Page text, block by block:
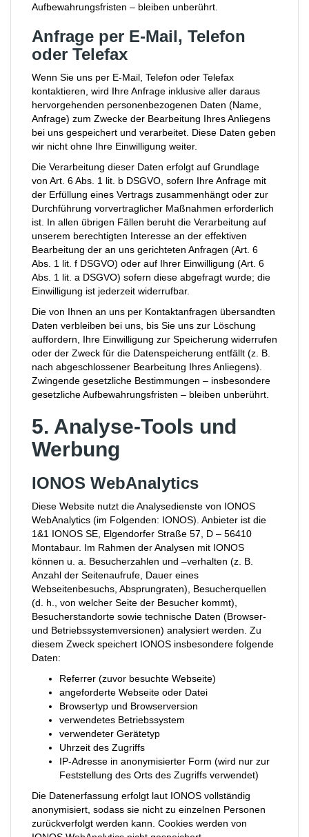
Aufbewahrungsfristen – bleiben unberührt.
Anfrage per E-Mail, Telefon
oder Telefax
Wenn Sie uns per E-Mail, Telefon oder Telefax
kontaktieren, wird Ihre Anfrage inklusive aller daraus
hervorgehenden personenbezogenen Daten (Name,
Anfrage) zum Zwecke der Bearbeitung Ihres Anliegens
bei uns gespeichert und verarbeitet. Diese Daten geben
wir nicht ohne Ihre Einwilligung weiter.
Die Verarbeitung dieser Daten erfolgt auf Grundlage
von Art. 6 Abs. 1 lit. b DSGVO, sofern Ihre Anfrage mit
der Erfüllung eines Vertrags zusammenhängt oder zur
Durchführung vorvertraglicher Maßnahmen erforderlich
ist. In allen übrigen Fällen beruht die Verarbeitung auf
unserem berechtigten Interesse an der effektiven
Bearbeitung der an uns gerichteten Anfragen (Art. 6
Abs. 1 lit. f DSGVO) oder auf Ihrer Einwilligung (Art. 6
Abs. 1 lit. a DSGVO) sofern diese abgefragt wurde; die
Einwilligung ist jederzeit widerrufbar.
Die von Ihnen an uns per Kontaktanfragen übersandten
Daten verbleiben bei uns, bis Sie uns zur Löschung
auffordern, Ihre Einwilligung zur Speicherung widerrufen
oder der Zweck für die Datenspeicherung entfällt (z. B.
nach abgeschlossener Bearbeitung Ihres Anliegens).
Zwingende gesetzliche Bestimmungen – insbesondere
gesetzliche Aufbewahrungsfristen – bleiben unberührt.
5. Analyse-Tools und
Werbung
IONOS WebAnalytics
Diese Website nutzt die Analysedienste von IONOS
WebAnalytics (im Folgenden: IONOS). Anbieter ist die
1&1 IONOS SE, Elgendorfer Straße 57, D – 56410
Montabaur. Im Rahmen der Analysen mit IONOS
können u. a. Besucherzahlen und –verhalten (z. B.
Anzahl der Seitenaufrufe, Dauer eines
Webseitenbesuchs, Absprungraten), Besucherquellen
(d. h., von welcher Seite der Besucher kommt),
Besucherstandorte sowie technische Daten (Browser-
und Betriebssystemversionen) analysiert werden. Zu
diesem Zweck speichert IONOS insbesondere folgende
Daten:
Referrer (zuvor besuchte Webseite)
angeforderte Webseite oder Datei
Browsertyp und Browserversion
verwendetes Betriebssystem
verwendeter Gerätetyp
Uhrzeit des Zugriffs
IP-Adresse in anonymisierter Form (wird nur zur
Feststellung des Orts des Zugriffs verwendet)
Die Datenerfassung erfolgt laut IONOS vollständig
anonymisiert, sodass sie nicht zu einzelnen Personen
zurückverfolgt werden kann. Cookies werden von